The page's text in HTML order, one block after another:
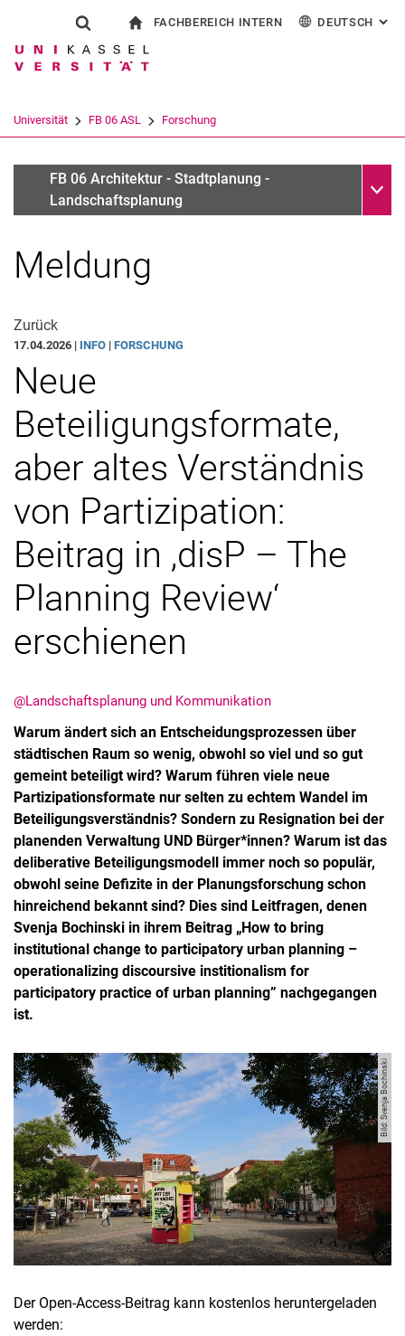
Springe direkt zu: Inhalt
Springe direkt zu: Suche
Springe direkt zu:
Suchformular
Suchbegriff
Suchen (öffnet externen Link in einem
FACHBEREICH INTERN DEUTSCH :
Universität FB 06 ASL Forschung
Aktuelles und Veranstaltungen
FB 06 Architektur - Stadtplanung -
Landschaftsplanung
Promotion / Künstlerische Qualifikation
Forschungsinfrastruktur
Meldung
Zurück
17.04.2026 | INFO | FORSCHUNG
Neue
Beteiligungsformate,
aber altes Verständnis
von Partizipation:
Beitrag in ‚disP – The
Planning Review‘
erschienen
@Landschaftsplanung und Kommunikation
Warum ändert sich an Entscheidungsprozessen über
städtischen Raum so wenig, obwohl so viel und so gut
gemeint beteiligt wird? Warum führen viele neue
Partizipationsformate nur selten zu echtem Wandel im
Beteiligungsverständnis? Sondern zu Resignation bei der
planenden Verwaltung UND Bürger*innen? Warum ist das
deliberative Beteiligungsmodell immer noch so populär,
obwohl seine Defizite in der Planungsforschung schon
hinreichend bekannt sind? Dies sind Leitfragen, denen
Svenja Bochinski in ihrem Beitrag „How to bring
institutional change to participatory urban planning –
operationalizing discoursive institionalism for
participatory practice of urban planning” nachgegangen
ist.
Bild: Svenja Bochinski
Der Open-Access-Beitrag kann kostenlos heruntergeladen
werden: